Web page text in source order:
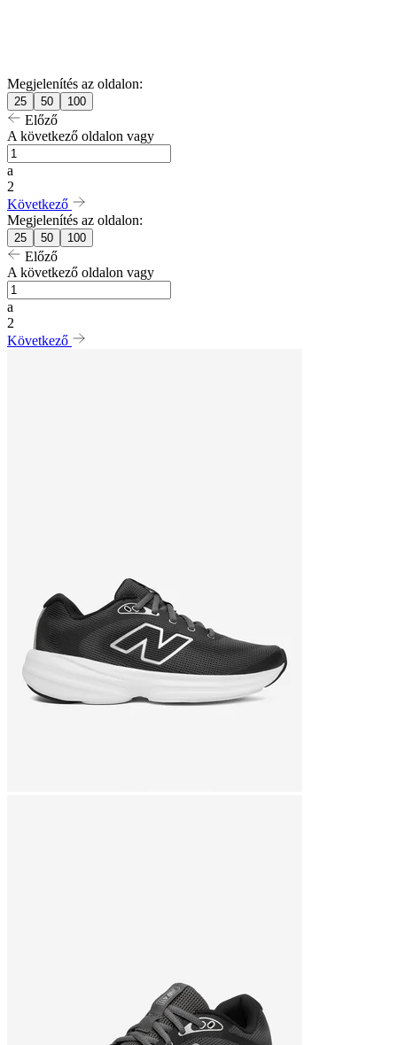
Megjelenítés az oldalon:
25 50 100
Előző
A következő oldalon vagy
a
2
Következő
Megjelenítés az oldalon:
25 50 100
Előző
A következő oldalon vagy
a
2
Következő